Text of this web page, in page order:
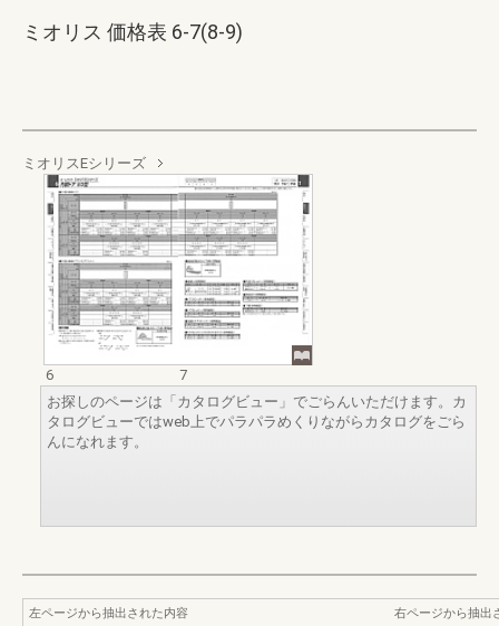
ミオリス 価格表 6-7(8-9)
ミオリスEシリーズ
6
7
お探しのページは「カタログビュー」でごらんいただけます。カ
タログビューではweb上でパラパラめくりながらカタログをごら
んになれます。
左ページから抽出された内容
右ページから抽出